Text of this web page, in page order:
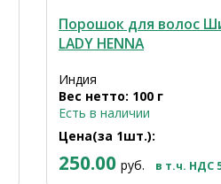
Порошок для волос
LADY HENNA
Индия
Вес нетто: 100 г
Есть в наличии
Цена(за 1шт.):
250.00 руб. в т.ч. НДС